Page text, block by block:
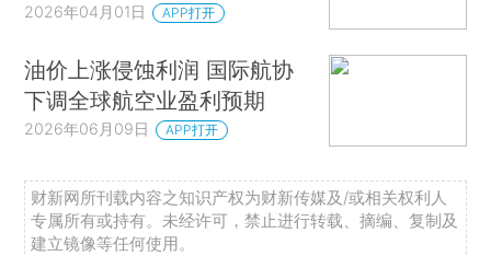
2026年04月01日 APP打开
油价上涨侵蚀利润 国际航协
下调全球航空业盈利预期
2026年06月09日 APP打开
财新网所刊载内容之知识产权为财新传媒及/或相关权利人
专属所有或持有。未经许可，禁止进行转载、摘编、复制及
建立镜像等任何使用。